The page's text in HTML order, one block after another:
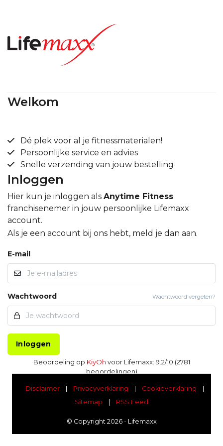
Welkom
Dé plek voor al je fitnessmaterialen!
Persoonlijke service en advies
Snelle verzending van jouw bestelling
Inloggen
Hier kun je inloggen als Anytime Fitness
franchisenemer in jouw persoonlijke Lifemaxx
account.
Als je een account bij ons hebt, meld je dan aan.
E-mail
Wachtwoord Wachtwoord vergeten?
Inloggen
Disclaimer Privacyverklaring Cookieverklaring
Sitemap
RSS Feed
© Copyright 2026 - Lifemaxx
Beoordeling op KiyOh voor Lifemaxx: 9.2/10 (2781
beoordelingen)